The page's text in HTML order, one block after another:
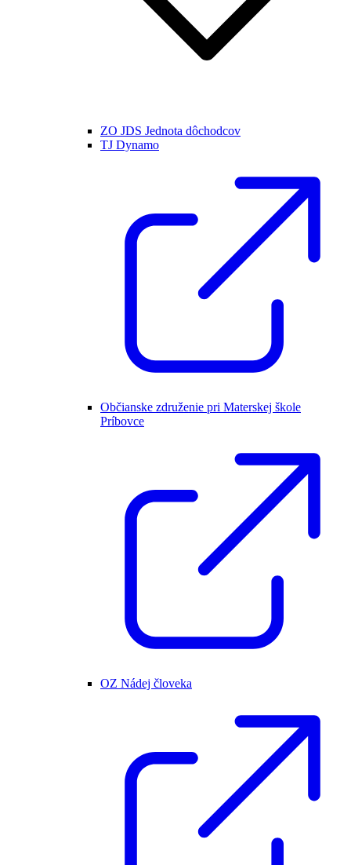
ZO JDS Jednota dôchodcov
TJ Dynamo
Občianske združenie pri Materskej škole
Príbovce
OZ Nádej človeka